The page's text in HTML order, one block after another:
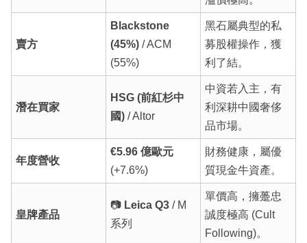
賣方
Blackstone
(45%)/ ACM
(55%)
黑石屬典型的私
募股權操作，獲
利了結。
潛在買家
HSG (前紅杉中
國)/ Altor
中資若入主，有
利深耕中國奢侈
品市場。
年度營收
€5.96 億歐元
(+7.6%)
財務健康，屬優
質現金牛資產。
皇牌產品
📷 Leica Q3/ M
系列
單價高，擁躉忠
誠度極高 (Cult
Following)。